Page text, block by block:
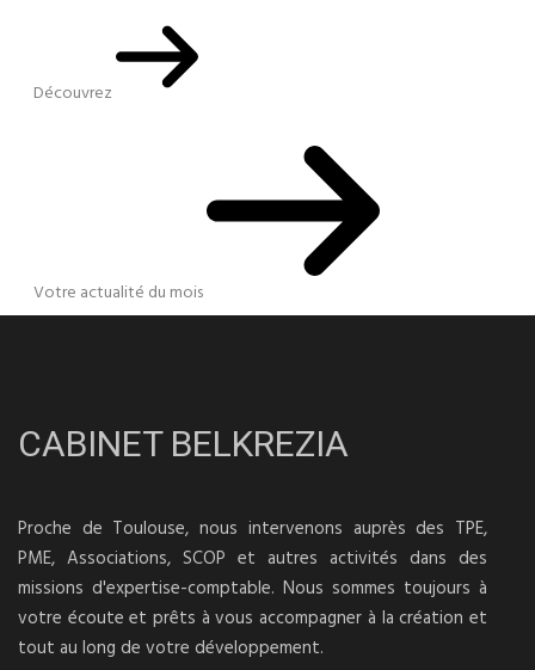
Découvrez
Votre actualité du mois
CABINET BELKREZIA
Proche de Toulouse, nous intervenons auprès des TPE,
PME, Associations, SCOP et autres activités dans des
missions d'expertise-comptable. Nous sommes toujours à
votre écoute et prêts à vous accompagner à la création et
tout au long de votre développement.